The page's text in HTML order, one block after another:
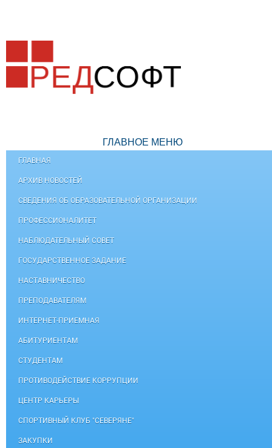
ГЛАВНОЕ МЕНЮ
ГЛАВНАЯ
АРХИВ НОВОСТЕЙ
СВЕДЕНИЯ ОБ ОБРАЗОВАТЕЛЬНОЙ ОРГАНИЗАЦИИ
ПРОФЕССИОНАЛИТЕТ
НАБЛЮДАТЕЛЬНЫЙ СОВЕТ
ГОСУДАРСТВЕННОЕ ЗАДАНИЕ
НАСТАВНИЧЕСТВО
ПРЕПОДАВАТЕЛЯМ
ИНТЕРНЕТ-ПРИЕМНАЯ
АБИТУРИЕНТАМ
СТУДЕНТАМ
ПРОТИВОДЕЙСТВИЕ КОРРУПЦИИ
ЦЕНТР КАРЬЕРЫ
СПОРТИВНЫЙ КЛУБ "СЕВЕРЯНЕ"
ЗАКУПКИ